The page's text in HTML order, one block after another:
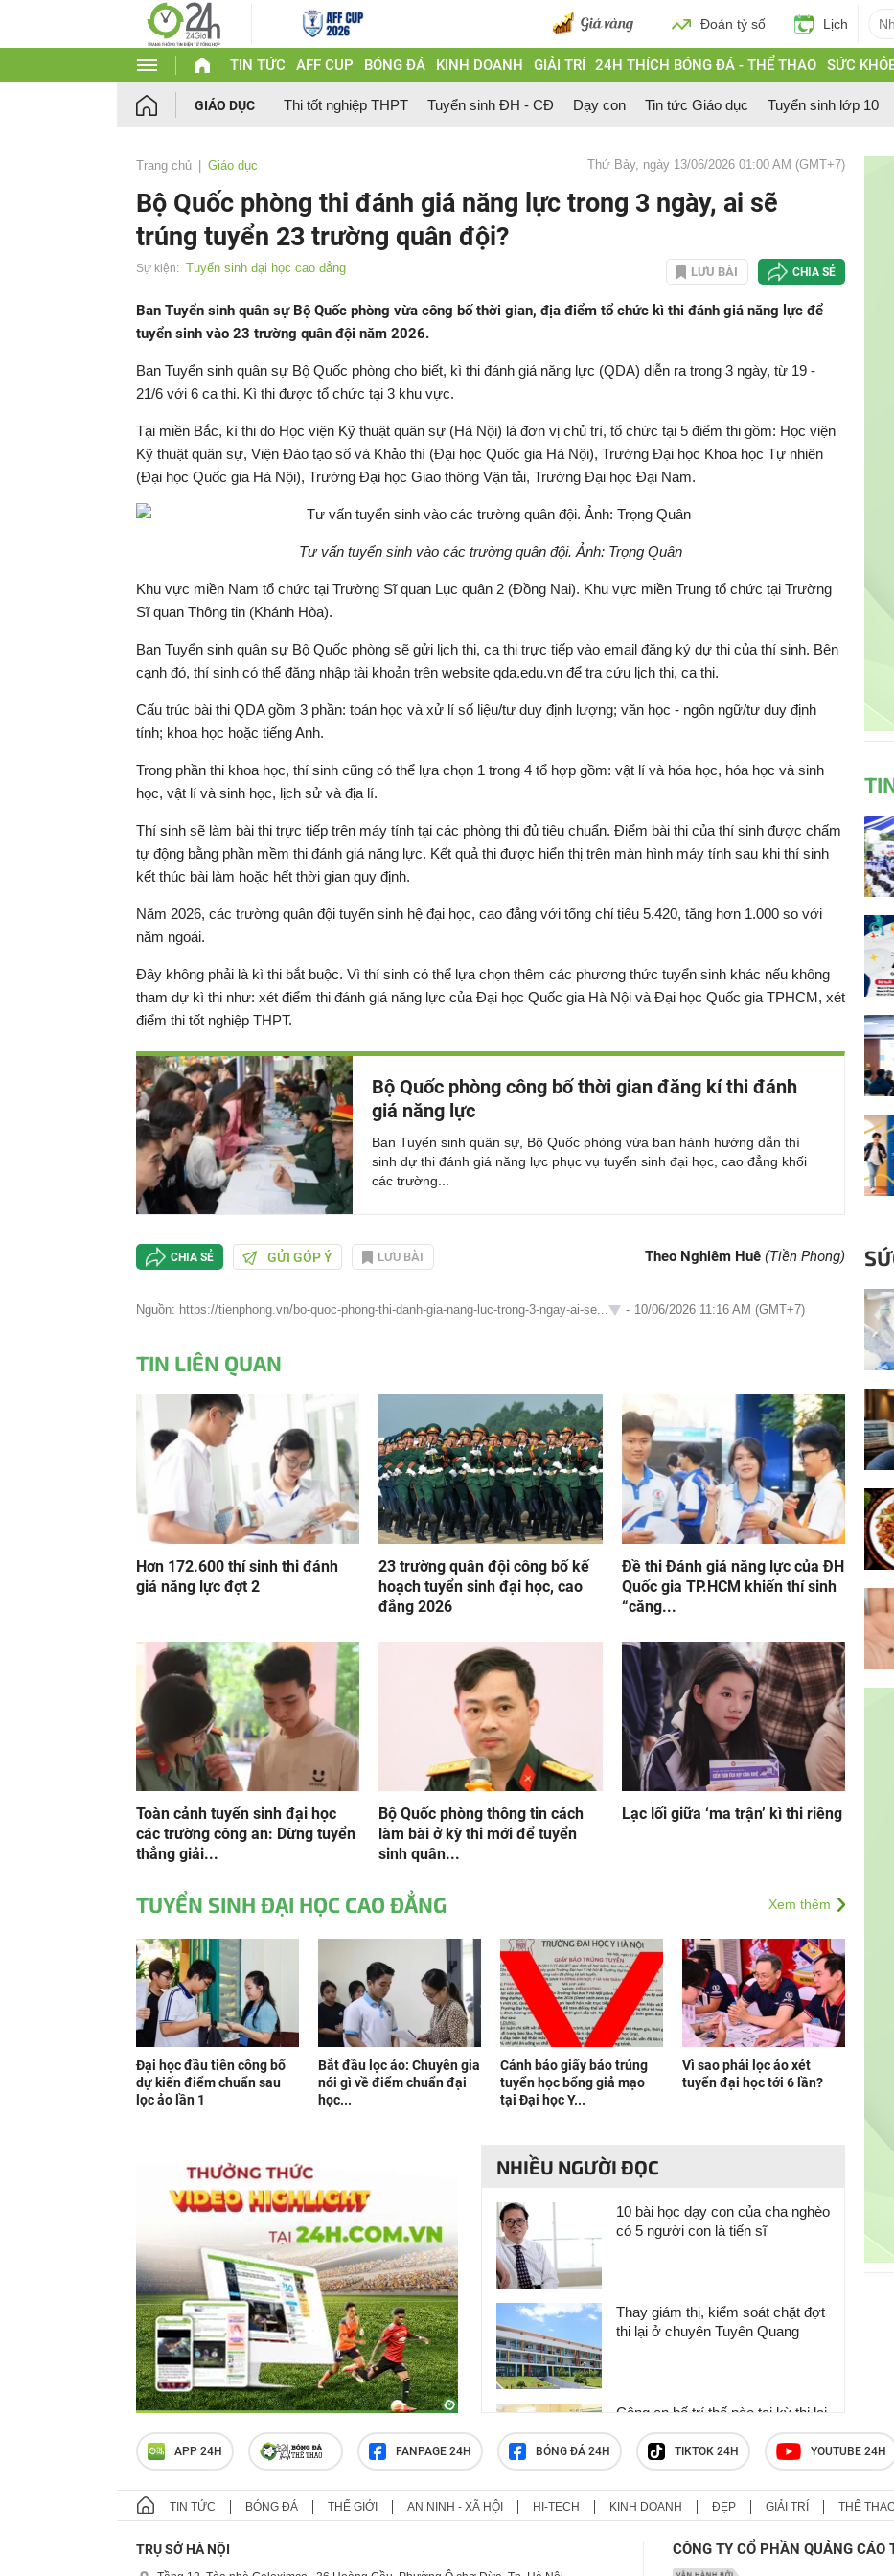
Đoán tỷ số Lịch
TIN TỨC AFF CUP BÓNG ĐÁ KINH DOANH GIẢI TRÍ 24H THÍCH BÓNG ĐÁ - THỂ THAO SỨC
GIÁO DỤC Thi tốt nghiệp THPT Tuyển sinh ĐH - CĐ Dạy con Tin tức Giáo dục Tuyển sinh lớp 10
Trang chủ Giáo dục Thứ Bảy, ngày 13/06/2026 01:00 AM (GMT+7)
Bộ Quốc phòng thi đánh giá năng lực trong 3 ngày, ai sẽ
trúng tuyển 23 trường quân đội?
Sự kiện: Tuyển sinh đại học cao đẳng LƯU BÀI CHIA SẺ
Ban Tuyển sinh quân sự Bộ Quốc phòng vừa công bố thời gian, địa điểm tổ chức kì thi đánh giá năng lực để
tuyển sinh vào 23 trường quân đội năm 2026.
Ban Tuyển sinh quân sự Bộ Quốc phòng cho biết, kì thi đánh giá năng lực (QDA) diễn ra trong 3 ngày, từ 19 -
21/6 với 6 ca thi. Kì thi được tổ chức tại 3 khu vực.
Tại miền Bắc, kì thi do Học viện Kỹ thuật quân sự (Hà Nội) là đơn vị chủ trì, tổ chức tại 5 điểm thi gồm: Học viện
Kỹ thuật quân sự, Viện Đào tạo số và Khảo thí (Đại học Quốc gia Hà Nội), Trường Đại học Khoa học Tự nhiên
(Đại học Quốc gia Hà Nội), Trường Đại học Giao thông Vận tải, Trường Đại học Đại Nam.
Tư vấn tuyển sinh vào các trường quân đội. Ảnh: Trọng Quân
Khu vực miền Nam tổ chức tại Trường Sĩ quan Lục quân 2 (Đồng Nai). Khu vực miền Trung tổ chức tại Trường
Sĩ quan Thông tin (Khánh Hòa).
Ban Tuyển sinh quân sự Bộ Quốc phòng sẽ gửi lịch thi, ca thi trực tiếp vào email đăng ký dự thi của thí sinh. Bên
cạnh đó, thí sinh có thể đăng nhập tài khoản trên website qda.edu.vn để tra cứu lịch thi, ca thi.
Cấu trúc bài thi QDA gồm 3 phần: toán học và xử lí số liệu/tư duy định lượng; văn học - ngôn ngữ/tư duy định
tính; khoa học hoặc tiếng Anh.
Trong phần thi khoa học, thí sinh cũng có thể lựa chọn 1 trong 4 tổ hợp gồm: vật lí và hóa học, hóa học và sinh
học, vật lí và sinh học, lịch sử và địa lí.
Thí sinh sẽ làm bài thi trực tiếp trên máy tính tại các phòng thi đủ tiêu chuẩn. Điểm bài thi của thí sinh được chấm
tự động bằng phần mềm thi đánh giá năng lực. Kết quả thi được hiển thị trên màn hình máy tính sau khi thí sinh
kết thúc bài làm hoặc hết thời gian quy định.
Năm 2026, các trường quân đội tuyển sinh hệ đại học, cao đẳng với tổng chỉ tiêu 5.420, tăng hơn 1.000 so với
năm ngoái.
Đây không phải là kì thi bắt buộc. Vì thí sinh có thể lựa chọn thêm các phương thức tuyển sinh khác nếu không
tham dự kì thi như: xét điểm thi đánh giá năng lực của Đại học Quốc gia Hà Nội và Đại học Quốc gia TPHCM, xét
điểm thi tốt nghiệp THPT.
Bộ Quốc phòng công bố thời gian đăng kí thi đánh
giá năng lực
Ban Tuyển sinh quân sự, Bộ Quốc phòng vừa ban hành hướng dẫn thí
sinh dự thi đánh giá năng lực phục vụ tuyển sinh đại học, cao đẳng khối
các trường...
CHIA SẺ GỬI GÓP Ý LƯU BÀI Theo Nghiêm Huê (Tiền Phong)
Nguồn: https://tienphong.vn/bo-quoc-phong-thi-danh-gia-nang-luc-trong-3-ngay-ai-se... - 10/06/2026 11:16 AM (GMT+7)
TIN LIÊN QUAN
Hơn 172.600 thí sinh thi đánh
giá năng lực đợt 2
23 trường quân đội công bố kế
hoạch tuyển sinh đại học, cao
đẳng 2026
Đề thi Đánh giá năng lực của ĐH
Quốc gia TP.HCM khiến thí sinh
“căng...
Toàn cảnh tuyển sinh đại học
các trường công an: Dừng tuyển
thẳng giải...
Bộ Quốc phòng thông tin cách
làm bài ở kỳ thi mới để tuyển
sinh quân...
Lạc lối giữa ‘ma trận’ kì thi riêng
TUYỂN SINH ĐẠI HỌC CAO ĐẲNG Xem thêm
Đại học đầu tiên công bố
dự kiến điểm chuẩn sau
lọc ảo lần 1
Bắt đầu lọc ảo: Chuyên gia
nói gì về điểm chuẩn đại
học...
Cảnh báo giấy báo trúng
tuyển học bổng giả mạo
tại Đại học Y...
Vì sao phải lọc ảo xét
tuyển đại học tới 6 lần?
NHIỀU NGƯỜI ĐỌC
10 bài học dạy con của cha nghèo
có 5 người con là tiến sĩ
Thay giám thị, kiểm soát chặt đợt
thi lại ở chuyên Tuyên Quang
Công an bố trí thế nào tại kỳ thi lại
của 328 thí sinh chuyên Tuyên
Quang?
Trường mầm non 'đóng cửa' sau
thun vào trẻ
APP 24H FANPAGE 24H BÓNG ĐÁ 24H TIKTOK 24H YOUTUBE 24H
TIN TỨC BÓNG ĐÁ THẾ GIỚI AN NINH - XÃ HỘI HI-TECH KINH DOANH ĐẸP GIẢI TRÍ THỂ
TRỤ SỞ HÀ NỘI CÔNG TY CỔ PHẦN QUẢNG CÁO